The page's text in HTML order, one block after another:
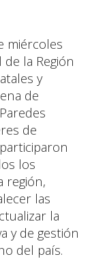
miércoles
la Región
y
de
de
los
región,
las
la
y de gestión
del país.